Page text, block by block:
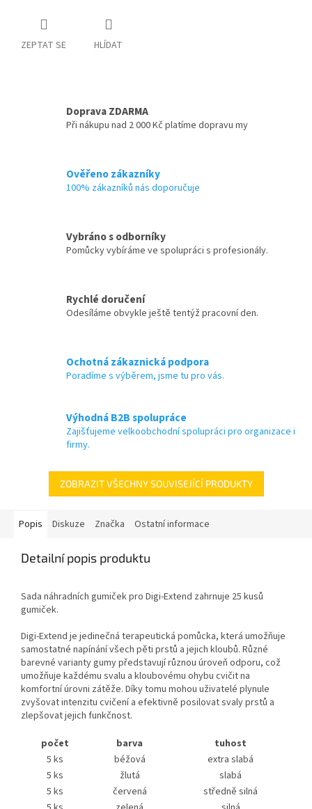
ZEPTAT SE HLÍDAT
Doprava ZDARMA
Při nákupu nad 2 000 Kč platíme dopravu my
Ověřeno zákazníky
100% zákazníků nás doporučuje
Vybráno s odborníky
Pomůcky vybíráme ve spolupráci s profesionály.
Rychlé doručení
Odesíláme obvykle ještě tentýž pracovní den.
Ochotná zákaznická podpora
Poradíme s výběrem, jsme tu pro vás.
Výhodná B2B spolupráce
Zajišťujeme velkoobchodní spolupráci pro organizace i
firmy.
ZOBRAZIT VŠECHNY SOUVISEJÍCÍ PRODUKTY
Popis Diskuze Značka Ostatní informace
Detailní popis produktu
Sada náhradních gumiček pro Digi-Extend zahrnuje 25 kusů
gumiček.
Digi-Extend je jedinečná terapeutická pomůcka, která umožňuje
samostatné napínání všech pěti prstů a jejich kloubů. Různé
barevné varianty gumy představují různou úroveň odporu, což
umožňuje každému svalu a kloubovému ohybu cvičit na
komfortní úrovni zátěže. Díky tomu mohou uživatelé plynule
zvyšovat intenzitu cvičení a efektivně posilovat svaly prstů a
zlepšovat jejich funkčnost.
počet
barva
tuhost
5 ks
béžová
extra slabá
5 ks
žlutá
slabá
5 ks
červená
středně silná